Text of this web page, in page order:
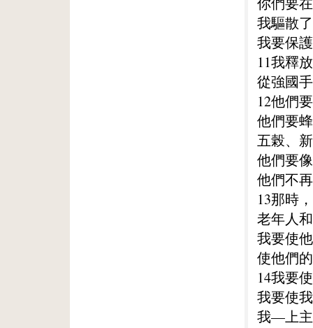
我驅散
我要保
11我釋
從強國
12他們
他們要
五榖、
他們要
他們不
13那時
老年人
我要使
使他們
14我要
我要使
我—上